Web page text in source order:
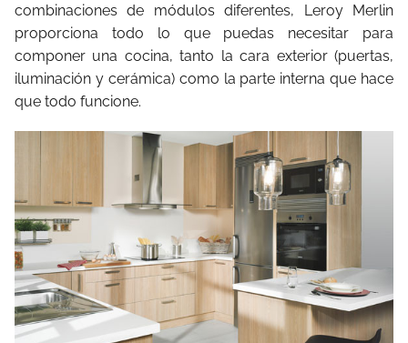
combinaciones de módulos diferentes, Leroy Merlin
proporciona todo lo que puedas necesitar para
componer una cocina, tanto la cara exterior (puertas,
iluminación y cerámica) como la parte interna que hace
que todo funcione.